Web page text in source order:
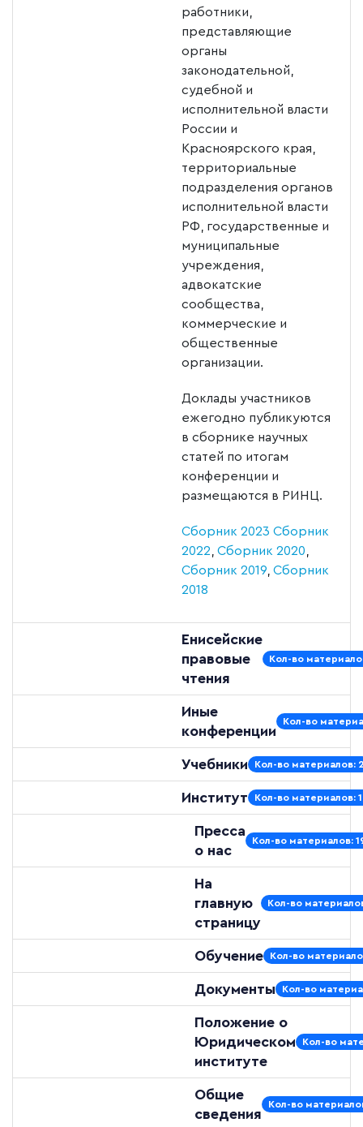
работники,
представляющие
органы
законодательной,
судебной и
исполнительной власти
России и
Красноярского края,
территориальные
подразделения органов
исполнительной власти
РФ, государственные и
муниципальные
учреждения,
адвокатские
сообщества,
коммерческие и
общественные
организации.
Доклады участников
ежегодно публикуются
в сборнике научных
статей по итогам
конференции и
размещаются в РИНЦ.
Сборник 2023 Сборник
2022 Сборник 2020
Сборник 2019 Сборник
2018
Енисейские
правовые
чтения
Кол-во
Иные
конференции
Кол-во
Учебники Кол-во материалов: 2
Институт Кол-во материалов:
Пресса
о нас
Кол-во материалов:
На
главную
страницу
Кол-во
Обучение Кол-во
Документы Кол-во
Положение о
Юридическом
институте
Кол-во
Общие
сведения
Кол-во